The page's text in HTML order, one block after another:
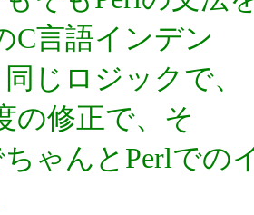
C言語インデン
じロジックで、
の修正で、そ
ゃんとPerlでの